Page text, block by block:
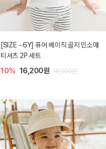
[SIZE ~6Y] 퓨어 베이직 골지 민소매
티셔츠 2P 세트
10% 16,200원 18,000원